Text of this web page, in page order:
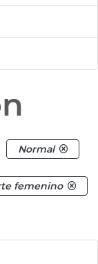
Normal
femenino